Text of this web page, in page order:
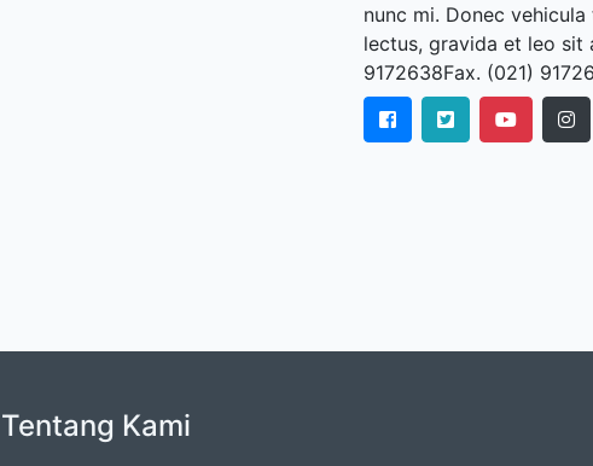
nunc mi. Donec
lectus, gravida et leo sit
9172638Fax. (021)
Tentang Kami